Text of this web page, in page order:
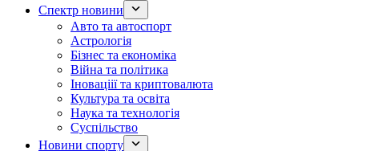
Спектр новини
Авто та автоспорт
Астрологія
Бізнес та економіка
Війна та політика
Іноваціії та криптовалюта
Культура та освіта
Наука та технологія
Суспільство
Новини спорту